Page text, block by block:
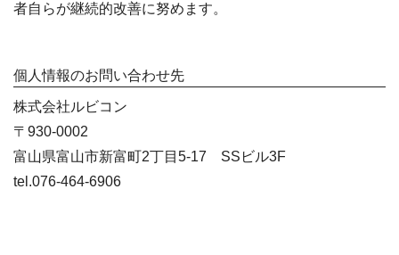
者自らが継続的改善に努めます。
個人情報のお問い合わせ先
株式会社ルビコン
〒930-0002
富山県富山市新富町2丁目5-17 SSビル3F
tel.076-464-6906